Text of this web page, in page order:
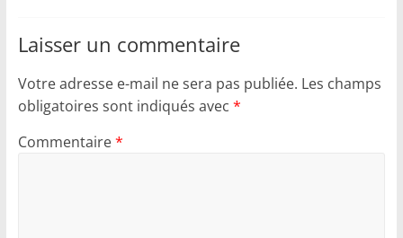
Laisser un commentaire
Votre adresse e-mail ne sera pas publiée. Les champs
obligatoires sont indiqués avec *
Commentaire*